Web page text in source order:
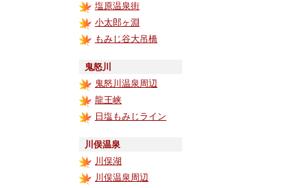
塩原温泉街
小太郎ヶ淵
もみじ谷大吊橋
鬼怒川
鬼怒川温泉周辺
龍王峡
日塩もみじライン
川俣温泉
川俣湖
川俣温泉周辺